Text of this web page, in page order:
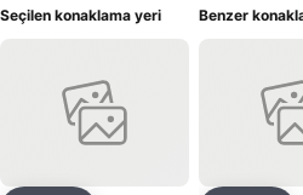
Seçilen konaklama yeri Benzer